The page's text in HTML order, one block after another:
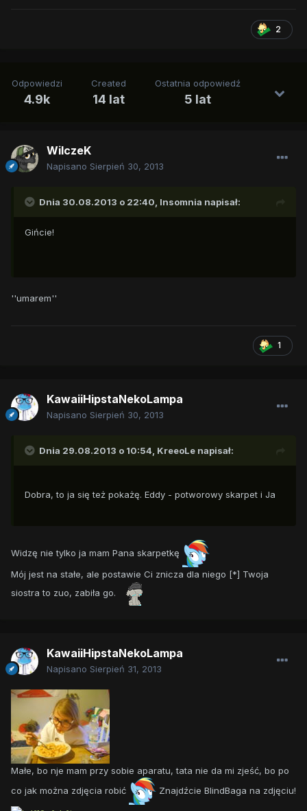
2
Odpowiedzi
4.9k
Created
14 lat
Ostatnia odpowiedź
5 lat
WilczeK
Napisano Sierpień 30, 2013
Dnia 30.08.2013 o 22:40, Insomnia napisał:
Gińcie!
''umarem''
1
KawaiiHipstaNekoLampa
Napisano Sierpień 30, 2013
Dnia 29.08.2013 o 10:54, KreeoLe napisał:
Dobra, to ja się też pokażę. Eddy - potworowy skarpet i Ja
Widzę nie tylko ja mam Pana skarpetkę
Mój jest na stałe, ale postawie Ci znicza dla niego [*] Twoja
siostra to zuo, zabiła go.
KawaiiHipstaNekoLampa
Napisano Sierpień 31, 2013
Małe, bo nje mam przy sobie aparatu, tata nie da mi zjeść, bo po
co jak można zdjęcia robić
Znajdźcie BlindBaga na zdjęciu!